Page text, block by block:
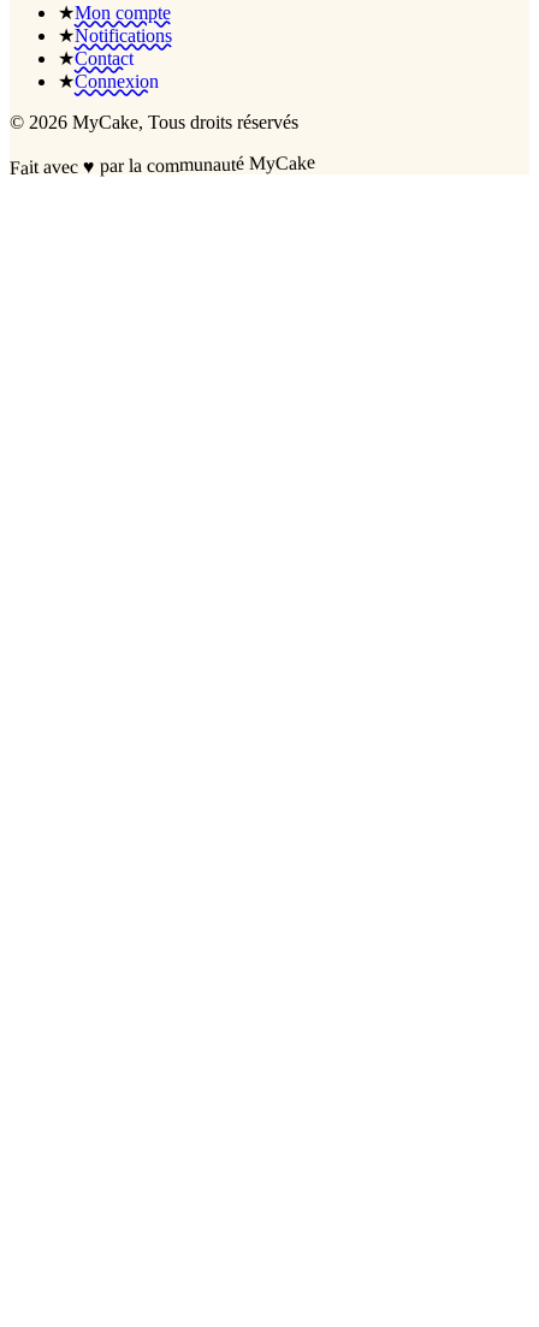
★Mon compte
★Notifications
★Contact
★Connexion
© 2026 MyCake, Tous droits réservés
Fait avec♥ par la communauté MyCake